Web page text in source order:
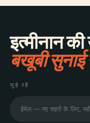
इत्मीनान की
बखूबी
जुड़े रहें